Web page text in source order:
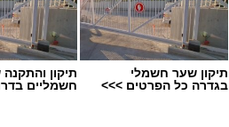
תיקון שער חשמלי
בגדרה כל הפרטים >>>
תיקון
חשמליים